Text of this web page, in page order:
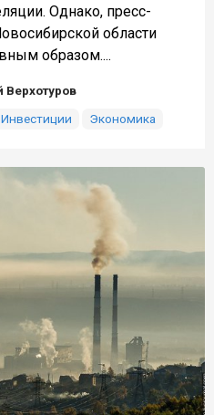
Однако, пресс-
области
образом....
Верхотуров
Инвестиции Экономика